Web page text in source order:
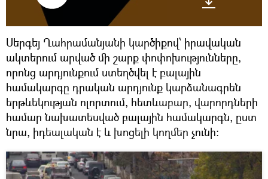
Սերգեյ Ղահրամանյանի կարծիքով՝ իրավական
ակտերում արված մի շարք փոփոխությունները,
որոնց արդյունքում ստեղծվել է բալային
համակարգը դրական արդյունք կարձանագրեն
երթևեկության ոլորտում, հետևաբար, վարորդների
համար նախատեսված բալային համակարգն, ըստ
նրա, իդեալական է և խոցելի կողմեր չունի: